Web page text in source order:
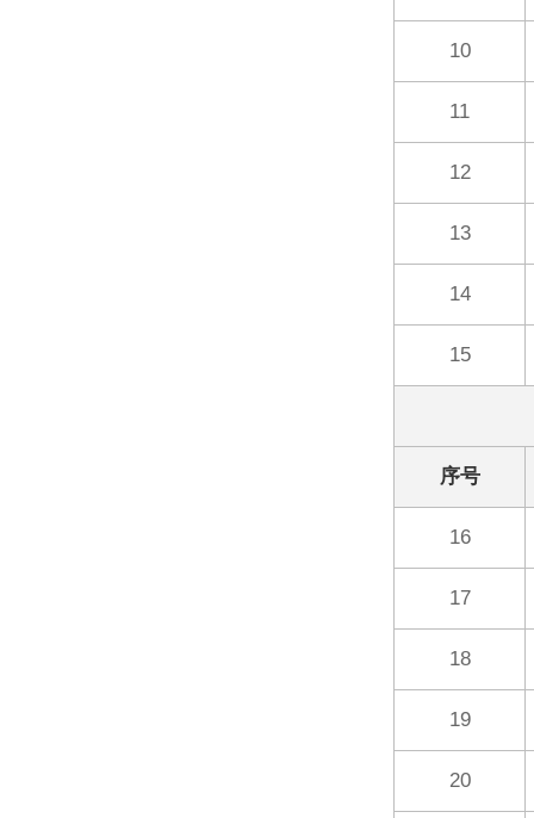
10
11
12
13
14
15
序号
16
17
18
19
20